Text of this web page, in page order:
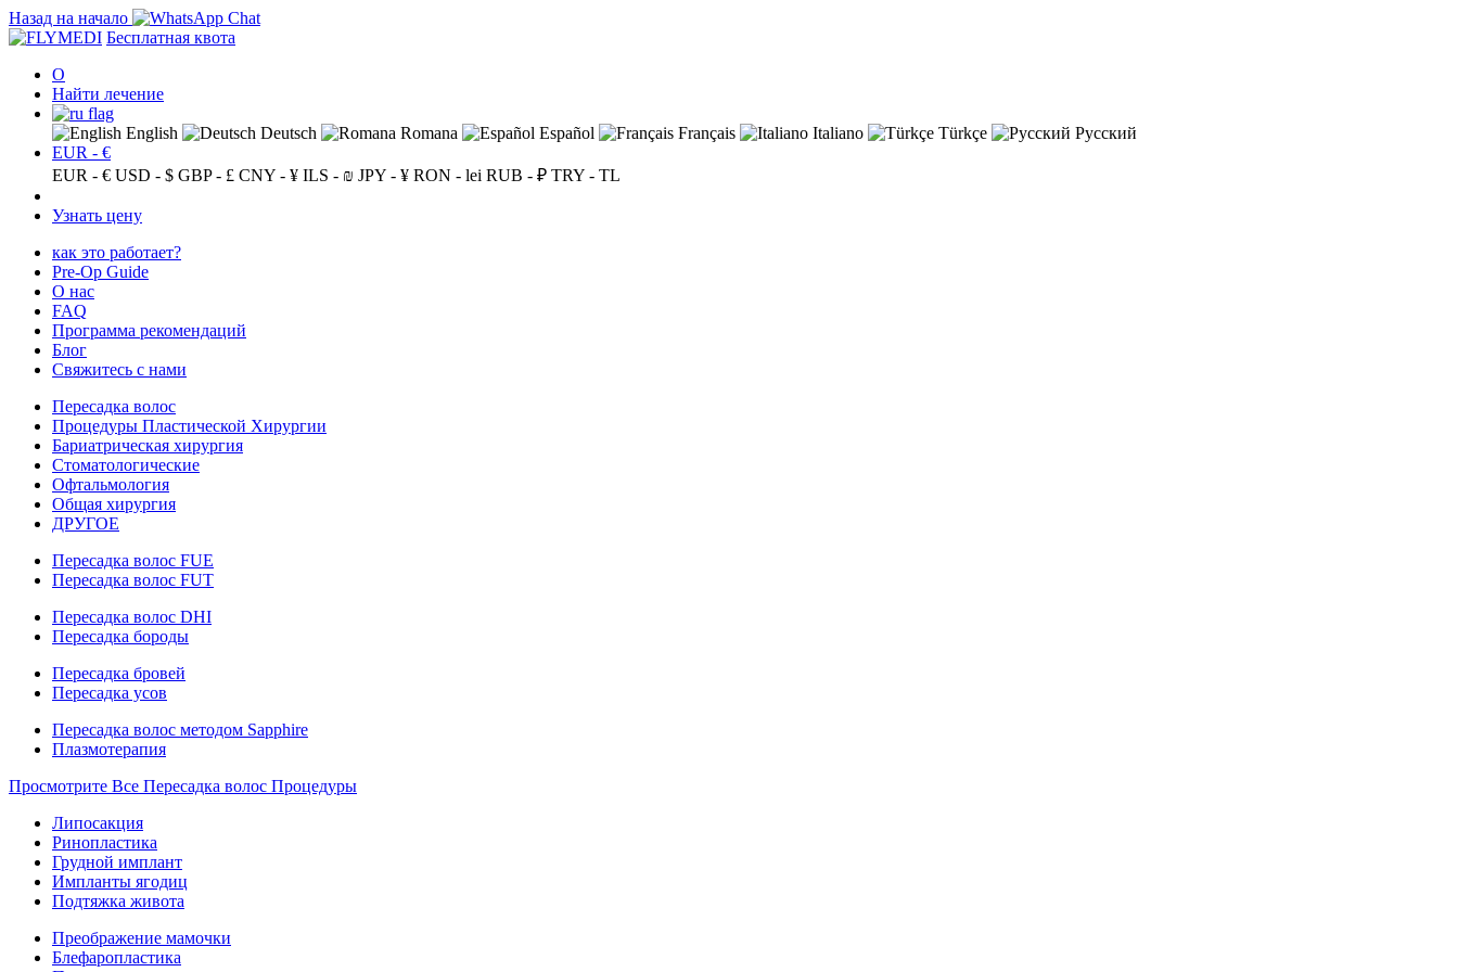
Назад на начало
Бесплатная квота
О
Найти лечение
English Deutsch Romana Español Français Italiano Türkçe
Русский
EUR - €
EUR - € USD - $ GBP - £ CNY - ¥ ILS - ₪ JPY - ¥ RON - lei RUB - ₽ TRY - TL
Узнать цену
как это работает?
Pre-Op Guide
О нас
FAQ
Программа рекомендаций
Блог
Свяжитесь с нами
Пересадка волос
Процедуры Пластической Хирургии
Бариатрическая хирургия
Стоматологические
Офтальмология
Общая хирургия
ДРУГОЕ
Пересадка волос FUE
Пересадка волос FUT
Пересадка волос DHI
Пересадка бороды
Пересадка бровей
Пересадка усов
Пересадка волос методом Sapphire
Плазмотерапия
Просмотрите Все Пересадка волос Процедуры
Липосакция
Ринопластика
Грудной имплант
Импланты ягодиц
Подтяжка живота
Преображение мамочки
Блефаропластика